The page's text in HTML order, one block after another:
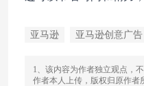
亚马逊 亚马逊创意广告
1、该内容为作者独立观点，
作者本人上传，版权归原作者